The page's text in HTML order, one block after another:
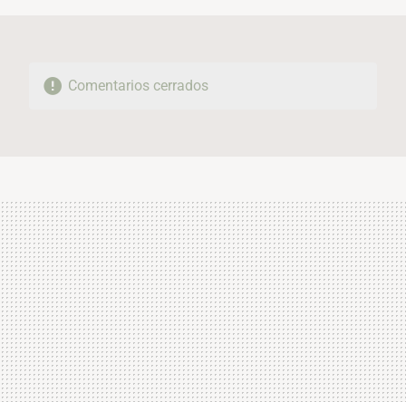
Comentarios cerrados